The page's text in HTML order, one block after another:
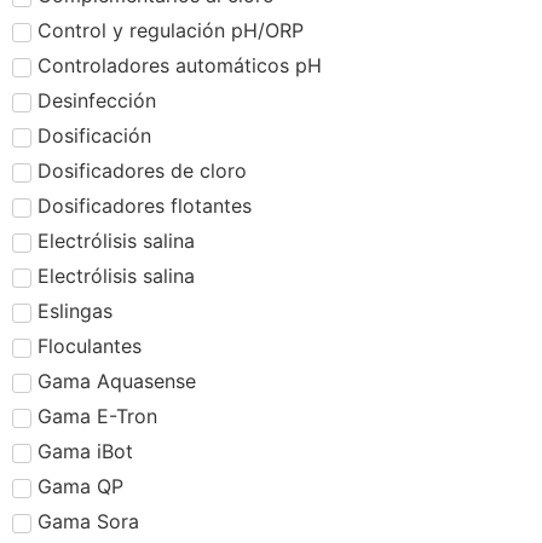
Control y regulación pH/ORP
Controladores automáticos pH
Desinfección
Dosificación
Dosificadores de cloro
Dosificadores flotantes
Electrólisis salina
Electrólisis salina
Eslingas
Floculantes
Gama Aquasense
Gama E-Tron
Gama iBot
Gama QP
Gama Sora